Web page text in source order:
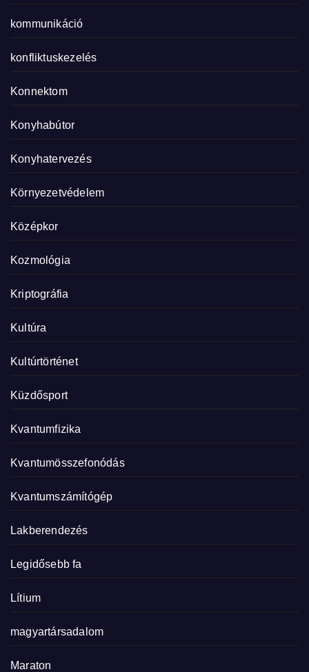
kommunikáció
konfliktuskezelés
Konnektom
Konyhabútor
Konyhatervezés
Környezetvédelem
Középkor
Kozmológia
Kriptográfia
Kultúra
Kultúrtörténet
Küzdősport
Kvantumfizika
Kvantumösszefonódás
Kvantumszámítógép
Lakberendezés
Legidősebb fa
Lítium
magyartársadalom
Maraton